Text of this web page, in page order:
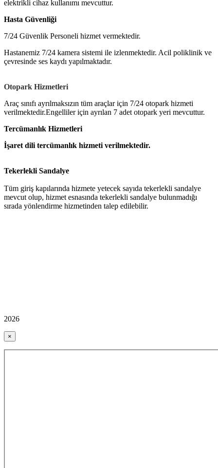
elektrikli cihaz kullanımı mevcuttur.
Hasta Güvenliği
7/24 Güvenlik Personeli hizmet vermektedir.
Hastanemiz 7/24 kamera sistemi ile izlenmektedir. Acil poliklinik ve
çevresinde ses kaydı yapılmaktadır.
Otopark Hizmetleri
Araç sınıfı ayrılmaksızın tüm araçlar için 7/24 otopark hizmeti
verilmektedir.Engelliler için ayrılan 7 adet otopark yeri mevcuttur.
Tercümanlık Hizmetleri
İşaret dili tercümanlık hizmeti verilmektedir.
Tekerlekli Sandalye
Tüm giriş kapılarında hizmete yetecek sayıda tekerlekli sandalye
mevcut olup, hizmet esnasında tekerlekli sandalye bulunmadığı
sırada yönlendirme hizmetinden talep edilebilir.
2026
×